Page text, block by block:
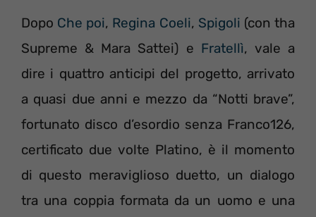
Dopo Che poi, Regina Coeli, Spigoli (con tha
Supreme & Mara Sattei) e Fratellì, vale a
dire i quattro anticipi del progetto, arrivato
a quasi due anni e mezzo da “Notti brave”,
fortunato disco d’esordio senza Franco126,
certificato due volte Platino, è il momento
di questo meraviglioso duetto, un dialogo
tra una coppia formata da un uomo e una